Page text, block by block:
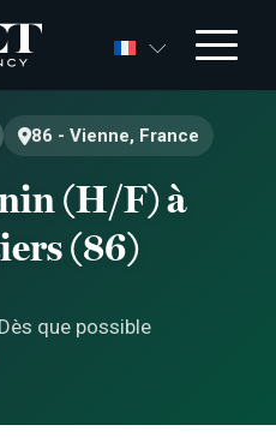
86 - Vienne, France
(H/F) à
(86)
que possible